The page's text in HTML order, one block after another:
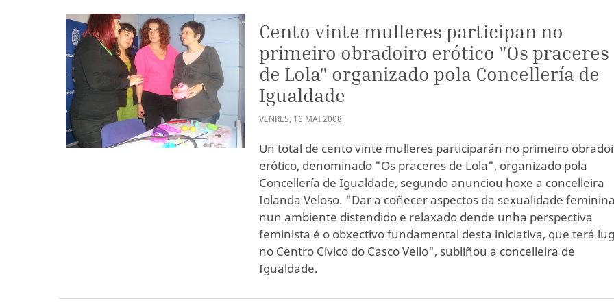
Cento vinte mulleres participan no
primeiro obradoiro erótico "Os praceres
de Lola" organizado pola Concellería de
Igualdade
VENRES, 16 MAI2008
Un total de cento vinte mulleres participarán no primeiro
erótico, denominado "Os praceres de Lola", organizado pola
Concellería de Igualdade, segundo anunciou hoxe a concelleira
Iolanda Veloso. "Dar a coñecer aspectos da sexualidade feminina
nun ambiente distendido e relaxado dende unha perspectiva
feminista é o obxectivo fundamental desta iniciativa, que terá
no Centro Cívico do Casco Vello", subliñou a concelleira de
Igualdade.